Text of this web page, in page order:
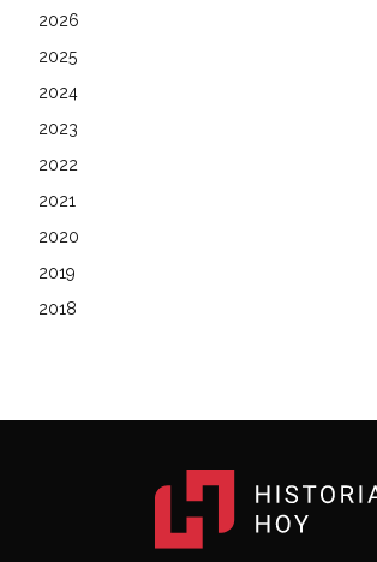
2026
2025
2024
2023
2022
2021
2020
2019
2018